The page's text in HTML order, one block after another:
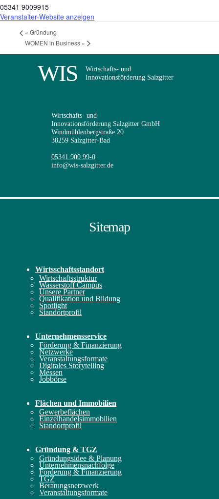
05341 9009915
Veranstalter-Website anzeigen
« Gründung
WOMEN in Business »
WIS
Wirtschafts- und
Innovationsförderung Salzgitter
Wirtschafts- und
Innovationsförderung Salzgitter GmbH
Windmühlenbergstraße 20
38259 Salzgitter-Bad
05341 900 99-0
info@wis-salzgitter.de
Sitemap
Wirtsschafts­standort
Wirtschaftsstruktur
Wasserstoff Campus
Unsere Partner
Qualifikation und Bildung
Spotlight
Standortprofil
Unternehmens­service
Förderung & Finanzierung
Netzwerke
Veranstaltungsformate
Digitales Storytelling
Messen
Jobbörse
Flächen und Immobilien
Gewerbeflächen
Einzelhandelsimmobilien
Standortprofil
Gründung & TGZ
Gründungsidee & Planung
Unternehmensnachfolge
Förderung & Finanzierung
TGZ
Beratungsnetzwerk
Veranstaltungsformate